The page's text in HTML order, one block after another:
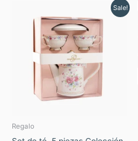
Sale!
Regalo
price
was:
$ 110.88.
is:
$ 99.79.